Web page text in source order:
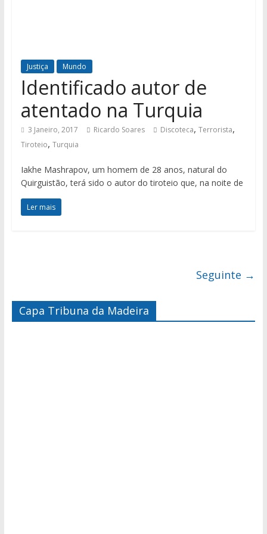
Justiça Mundo
Identificado autor de
atentado na Turquia
3 Janeiro, 2017 Ricardo Soares Discoteca, Terrorista,
Tiroteio, Turquia
Iakhe Mashrapov, um homem de 28 anos, natural do
Quirguistão, terá sido o autor do tiroteio que, na noite de
Ler mais
Seguinte →
Capa Tribuna da Madeira